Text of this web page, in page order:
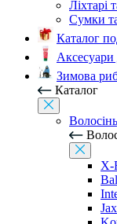
Ліхтарі
Сумки
Каталог
Аксесуари
Зимова
Каталог
X-